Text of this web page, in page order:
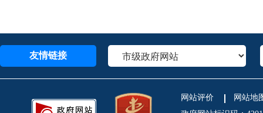
友情链接
网站评价
网站地